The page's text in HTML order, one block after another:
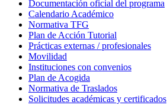
Documentación oficial del programa
Calendario Académico
Normativa TFG
Plan de Acción Tutorial
Prácticas externas / profesionales
Movilidad
Instituciones con convenios
Plan de Acogida
Normativa de Traslados
Solicitudes académicas y certificados